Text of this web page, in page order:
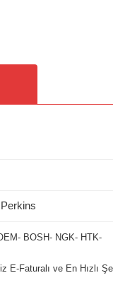
BOSH- NGK- HTK-
E-Faturalı ve En Hızlı